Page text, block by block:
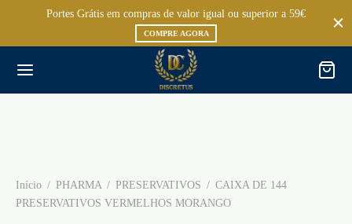
Portes Grátis em compras de valor igual ou superior a 59€
COMPRE AGORA
Início / PHARMA / PRESERVATIVOS / CAIXA DE 144
PRESERVATIVOS VERMELHOS MORANGO